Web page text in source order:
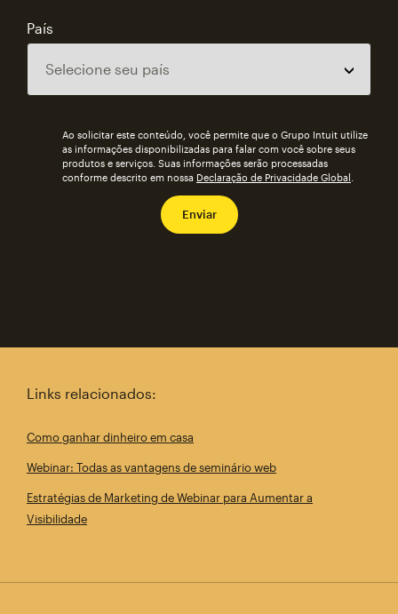
País
Ao solicitar este conteúdo, você permite que o Grupo Intuit utilize
as informações disponibilizadas para falar com você sobre seus
produtos e serviços. Suas informações serão processadas
conforme descrito em nossa Declaração de Privacidade Global
Links relacionados:
Como ganhar dinheiro em casa
Webinar: Todas as vantagens de seminário web
Estratégias de Marketing de Webinar para Aumentar a
Visibilidade